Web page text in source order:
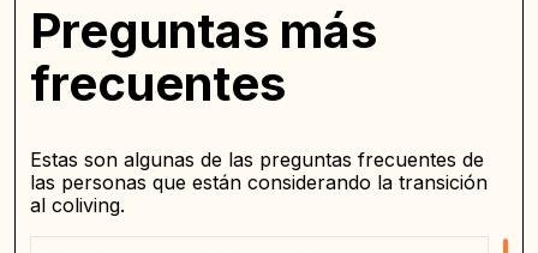
Preguntas más
frecuentes
Estas son algunas de las preguntas frecuentes de
las personas que están considerando la transición
al coliving.